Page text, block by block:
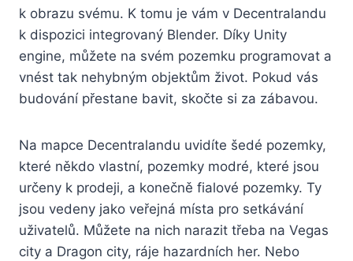
k obrazu svému. K tomu je vám v Decentralandu
k dispozici integrovaný Blender. Díky Unity
engine, můžete na svém pozemku programovat a
vnést tak nehybným objektům život. Pokud vás
budování přestane bavit, skočte si za zábavou.
Na mapce Decentralandu uvidíte šedé pozemky,
které někdo vlastní, pozemky modré, které jsou
určeny k prodeji, a konečně fialové pozemky. Ty
jsou vedeny jako veřejná místa pro setkávání
uživatelů. Můžete na nich narazit třeba na Vegas
city a Dragon city, ráje hazardních her. Nebo